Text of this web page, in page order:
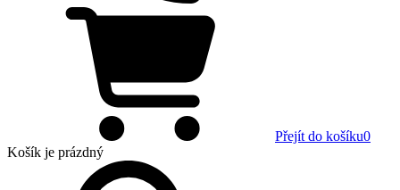
Přejít do košíku0
Košík je prázdný